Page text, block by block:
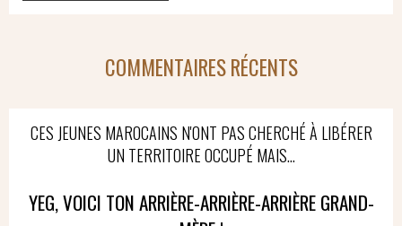
COMMENTAIRES RÉCENTS
CES JEUNES MAROCAINS N'ONT PAS CHERCHÉ À LIBÉRER
UN TERRITOIRE OCCUPÉ MAIS...
YEG, VOICI TON ARRIÈRE-ARRIÈRE-ARRIÈRE GRAND-